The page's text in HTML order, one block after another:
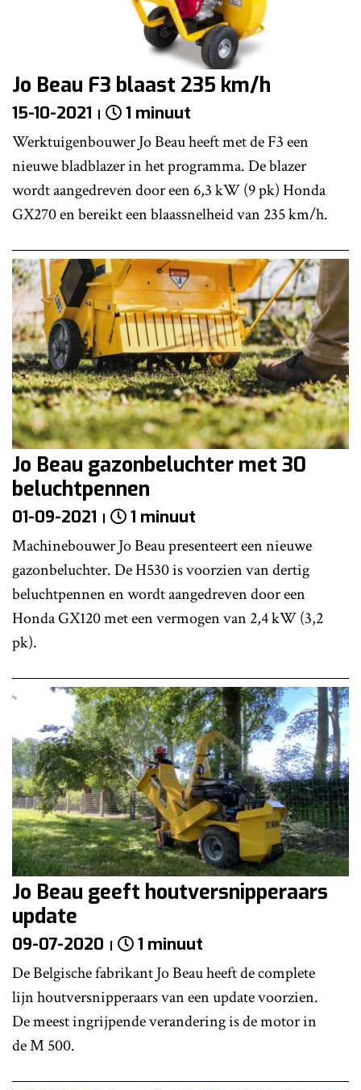
Jo Beau F3 blaast 235 km/h
15-10-2021 1 minuut
Werktuigenbouwer Jo Beau heeft met de F3 een
nieuwe bladblazer in het programma. De blazer
wordt aangedreven door een 6,3 kW (9 pk) Honda
GX270 en bereikt een blaassnelheid van 235 km/h.
Jo Beau gazonbeluchter met 30
beluchtpennen
01-09-2021 1 minuut
Machinebouwer Jo Beau presenteert een nieuwe
gazonbeluchter. De H530 is voorzien van dertig
beluchtpennen en wordt aangedreven door een
Honda GX120 met een vermogen van 2,4 kW (3,2
pk).
Jo Beau geeft houtversnipperaars
update
09-07-2020 1 minuut
De Belgische fabrikant Jo Beau heeft de complete
lijn houtversnipperaars van een update voorzien.
De meest ingrijpende verandering is de motor in
de M 500.